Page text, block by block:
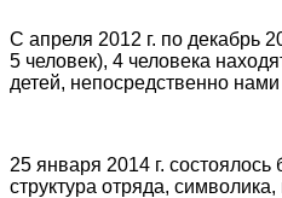
С апреля 2012 г. по декабрь
5 человек), 4 человека
детей, непосредственно
25 января 2014 г.
структура отряда,